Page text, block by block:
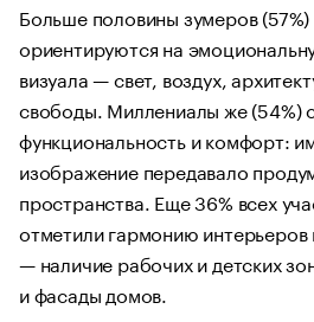
Больше половины зумеров
ориентируются на
визуала — свет, воздух,
свободы. Миллениалы же (54%)
функциональность и комфорт:
изображение передавало
пространства. Еще 36% всех
отметили гармонию
— наличие рабочих и детских
и фасады домов.